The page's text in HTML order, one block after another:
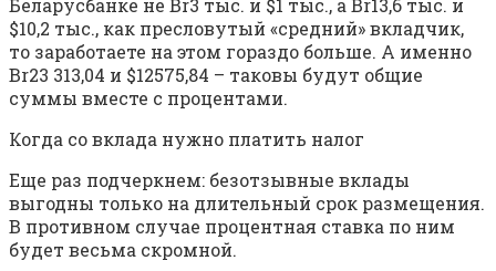
Беларусбанке не Br3 тыс. и $1 тыс., а Br13,6 тыс. и
$10,2 тыс., как пресловутый «средний» вкладчик,
то заработаете на этом гораздо больше. А именно
Br23 313,04 и $12575,84 – таковы будут общие
суммы вместе с процентами.
Когда со вклада нужно платить налог
Еще раз подчеркнем: безотзывные вклады
выгодны только на длительный срок размещения.
В противном случае процентная ставка по ним
будет весьма скромной.